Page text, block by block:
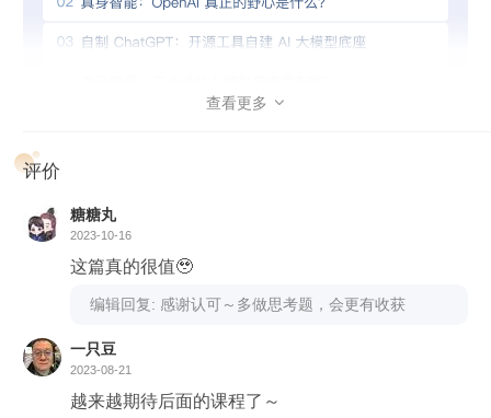
常科学系统的学习路线，带你深入理解 AI 大模型的设计理念
和工程方法，最终掌握生产级 AI 系统研发能力。
课程设计
课程内容将分为四个部分。
热身篇和架构基础篇。
学习做好准备。重点学习 AI 系统的技术发展历程，如何快速
查看更多 
评价
糖糖丸
2023-10-16
这篇真的很值🥹
编辑回复: 感谢认可～多做思考题，会更有收获
一只豆
2023-08-21
越来越期待后面的课程了～